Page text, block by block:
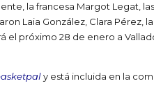
la francesa Margot Legat,
Laia González, Clara
el próximo 28 de enero a
y está incluida en la